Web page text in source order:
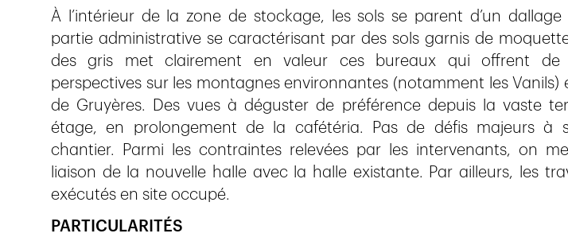
À l’intérieur de la zone de stockage, les sols se parent d’un
partie administrative se caractérisant par des sols garnis de
des gris met clairement en valeur ces bureaux qui offrent de
perspectives sur les montagnes environnantes (notamment les Vanils)
de Gruyères. Des vues à déguster de préférence depuis la vaste
étage, en prolongement de la cafétéria. Pas de défis majeurs à
chantier. Parmi les contraintes relevées par les intervenants, on
liaison de la nouvelle halle avec la halle existante. Par ailleurs, les
exécutés en site occupé.
PARTICULARITÉS